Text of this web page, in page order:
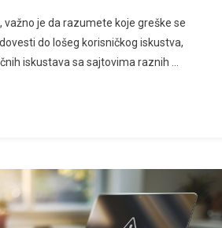
je da razumete koje greške se
do lošeg korisničkog iskustva,
iskustava sa sajtovima raznih …